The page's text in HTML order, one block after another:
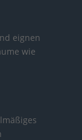
eignen
wie